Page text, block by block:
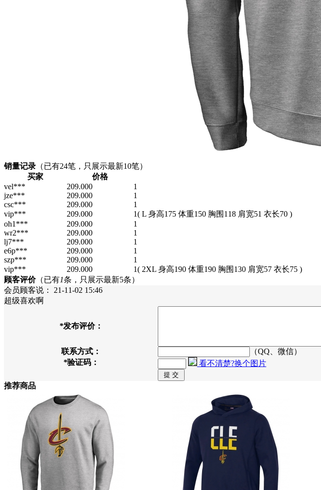
销量记录 （已有24笔，只展示最新10笔）
买家
价格
vel***
209.000 1
jze***
209.000 1
csc***
209.000 1
vip***
209.000 1( L 身高175 体重150 胸围118 肩宽51 衣长70 )
oh1***
209.000 1
wr2***
209.000 1
lj7***
209.000 1
e6p***
209.000 1
szp***
209.000 1
vip***
209.000 1( 2XL 身高190 体重190 胸围130 肩宽57 衣长75 )
顾客评价（已有1条，只展示最新5条）
会员顾客说： 21-11-02 15:46
超级喜欢啊
*发布评价：
联系方式：
（QQ、微信）
*验证码： 看不清楚?换个图片
推荐商品